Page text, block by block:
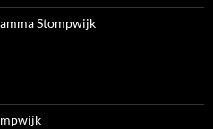
Stompwijk